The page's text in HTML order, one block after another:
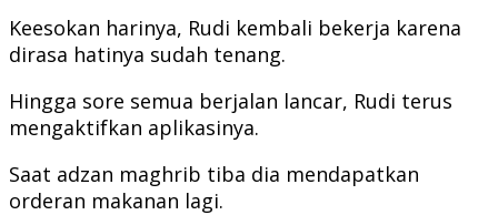
Keesokan harinya, Rudi kembali bekerja karena
dirasa hatinya sudah tenang.
Hingga sore semua berjalan lancar, Rudi terus
mengaktifkan aplikasinya.
Saat adzan maghrib tiba dia mendapatkan
orderan makanan lagi.